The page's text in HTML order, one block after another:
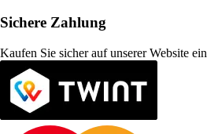
Sichere Zahlung
Kaufen Sie sicher auf unserer Website ein